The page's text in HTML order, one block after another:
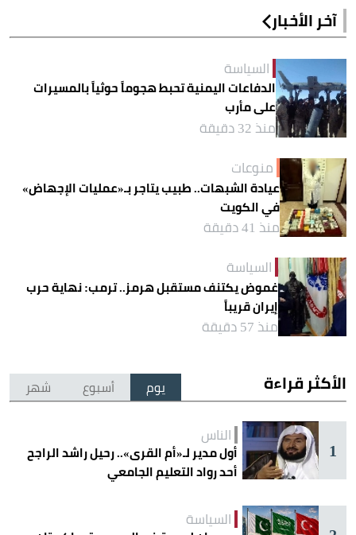
آخر الأخبار
السياسة
الدفاعات اليمنية تحبط هجوماً حوثياً بالمسيرات
على مأرب
منذ 32 دقيقة
منوعات
عيادة الشبهات.. طبيب يتاجر بـ«عمليات الإجهاض»
في الكويت
منذ 41 دقيقة
السياسة
غموض يكتنف مستقبل هرمز.. ترمب: نهاية حرب
إيران قريباً
منذ 57 دقيقة
الأكثر قراءة يوم أسبوع شهر
1
الناس
أول مدير لـ«أم القرى».. رحيل راشد الراجح
أحد رواد التعليم الجامعي
السياسة